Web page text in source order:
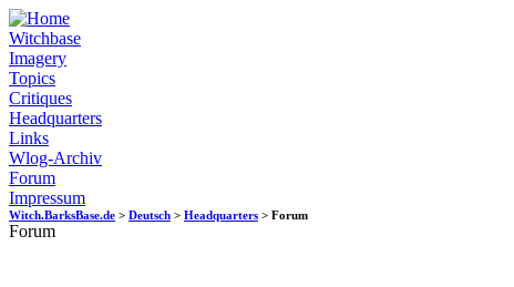
Witchbase
Imagery
Topics
Critiques
Headquarters
Links
Wlog-Archiv
Forum
Impressum
Witch.BarksBase.de > Deutsch > Headquarters > Forum
Forum